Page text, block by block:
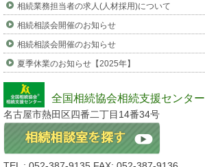
相続業務担当者の求人(人材採用)について
相続相談会開催のお知らせ
相続相談会開催のお知らせ
夏季休業のお知らせ【2025年】
全国相続協会相続支援センター
名古屋市熱田区四番二丁目14番34号